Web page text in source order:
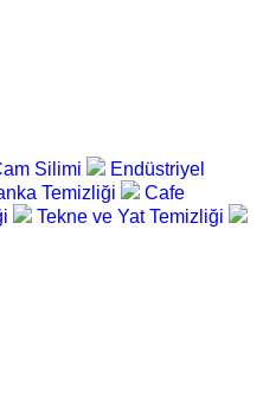
Silimi
Endüstriyel
Temizliği
Cafe
Tekne ve Yat Temizliği